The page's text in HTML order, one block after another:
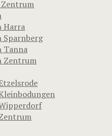
Zentrum
Harra
Sparnberg
Tanna
Zentrum